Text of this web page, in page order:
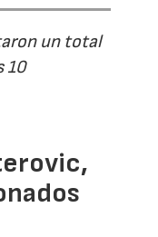
un total
10